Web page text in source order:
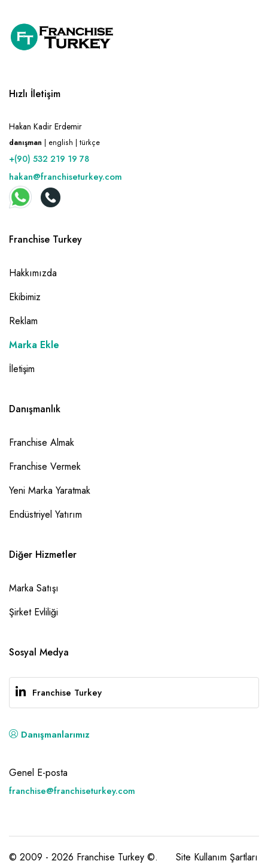
Hızlı İletişim
Hakan Kadir Erdemir
danışman | english | türkçe
+(90) 532 219 19 78
hakan@franchiseturkey.com
Franchise Turkey
Hakkımızda
Ekibimiz
Reklam
Marka Ekle
İletişim
Danışmanlık
Franchise Almak
Franchise Vermek
Yeni Marka Yaratmak
Endüstriyel Yatırım
Diğer Hizmetler
Marka Satışı
Şirket Evliliği
Sosyal Medya
Franchise Turkey
Danışmanlarımız
Genel E-posta
franchise@franchiseturkey.com
© 2009 - 2026 Franchise Turkey ©. Site Kullanım Şartları